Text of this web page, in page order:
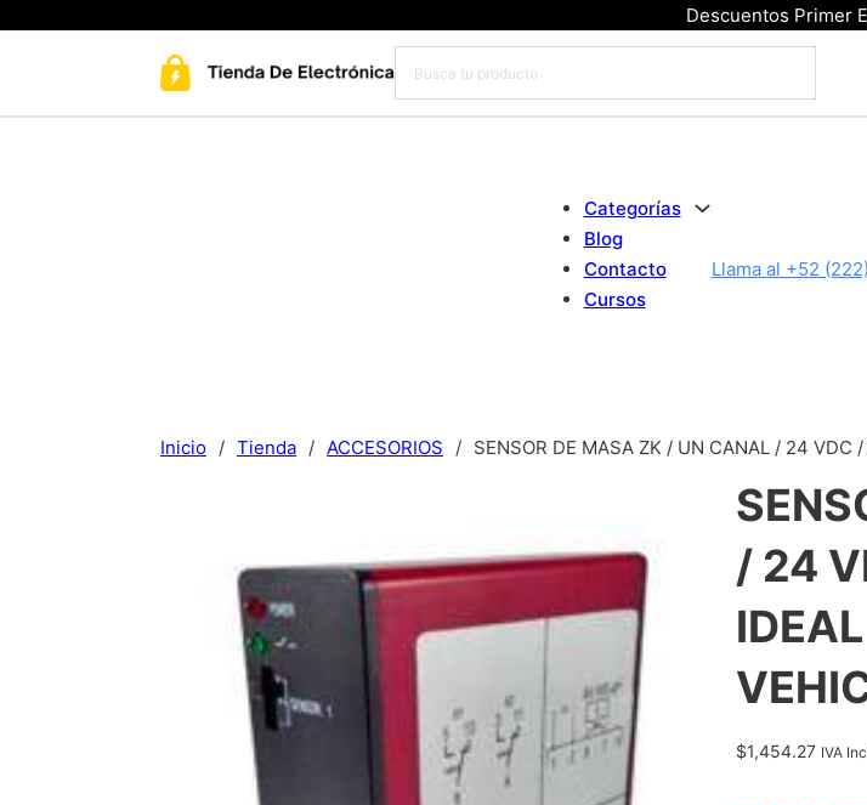
Descuentos Primer
Categorías
Blog
Contacto
Cursos
Llama al +52
Inicio / Tienda / ACCESORIOS / SENSOR DE MASA ZK / UN CANAL / 24 VDC
/ 24
$1,454.27 IVA